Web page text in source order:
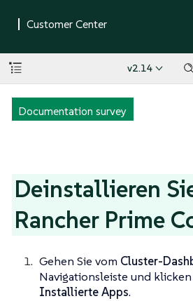
v2.14
Documentation survey
Deinstallieren
Rancher Prime
Gehen Sie vom Cluster-
Navigationsleiste und klicken
Installierte Apps.